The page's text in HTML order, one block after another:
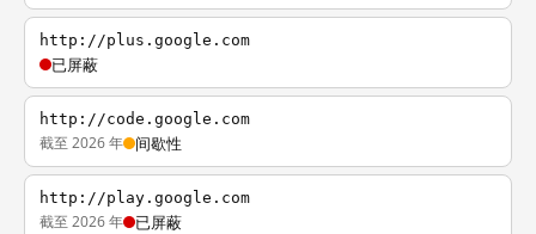
http://plus.google.com
已屏蔽
http://code.google.com
截至 2026 年 间歇性
http://play.google.com
截至 2026 年 已屏蔽